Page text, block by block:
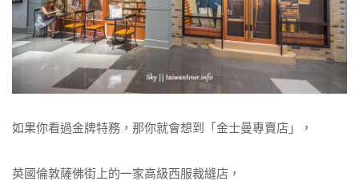
如果你看過金牌特務，那你就會想到「金士曼專賣店」，
英國倫敦薩佛街上的一家高級西服裁縫店，